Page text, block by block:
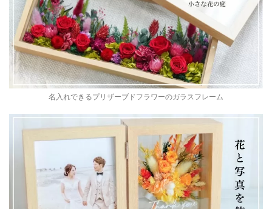
名入れできるプリザーブドフラワーのガラスフレーム